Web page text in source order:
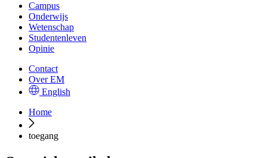
Campus
Onderwijs
Wetenschap
Studentenleven
Opinie
Contact
Over EM
English
Home
toegang